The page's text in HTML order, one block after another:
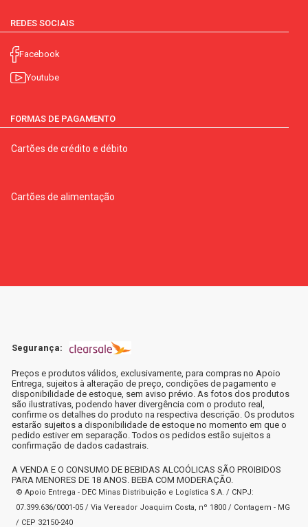
REDES SOCIAIS
Facebook
Youtube
FORMAS DE PAGAMENTO
Cartões de crédito e débito
Cartões de alimentação
Segurança:
Preços e produtos válidos, exclusivamente, para compras no Apoio
Entrega, sujeitos à alteração de preço, condições de pagamento e
disponibilidade de estoque, sem aviso prévio. As fotos dos produtos
são ilustrativas, podendo haver divergência com o produto real,
confirme os detalhes do produto na respectiva descrição. Os produtos
estarão sujeitos a disponibilidade de estoque no momento em que o
pedido estiver em separação. Todos os pedidos estão sujeitos a
confirmação de dados cadastrais.
A VENDA E O CONSUMO DE BEBIDAS ALCOÓLICAS SÃO PROIBIDOS
PARA MENORES DE 18 ANOS. BEBA COM MODERAÇÃO.
© Apoio Entrega - DEC Minas Distribuição e Logística S.A. / CNPJ:
07.399.636/0001-05 / Via Vereador Joaquim Costa, nº 1800 / Contagem - MG
/ CEP 32150-240